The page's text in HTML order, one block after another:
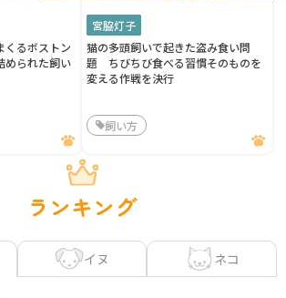
くるボストン
られた飼い
宮脇灯子
猫の多頭飼いで起きた盗み食い問
題 ちびちび食べる習慣そのものを
変える作戦を決行
飼い方
ランキング
イヌ ネコ